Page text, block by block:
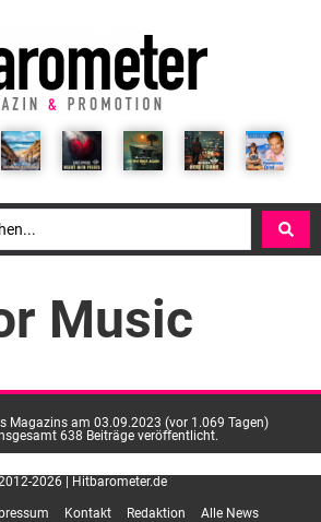
Music
Magazins am 03.09.2023 (vor 1.069 Tagen)
638 Beiträge veröffentlicht.
2026 | Hitbarometer.de
Kontakt Redaktion Alle News